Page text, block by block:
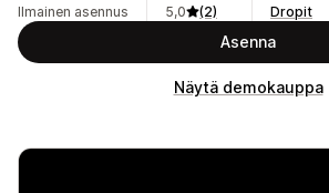
Ilmainen asennus
5,0
(2)
Dropit
Asenna
Näytä demokauppa